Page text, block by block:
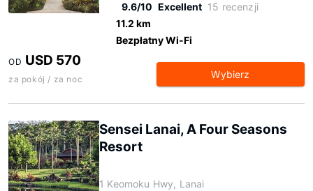
9.6/10 Excellent 15 recenzji
11.2 km
Bezpłatny Wi-Fi
OD USD 570
za pokój / za noc Wybierz
Sensei Lanai, A Four Seasons
Resort
1 Keomoku Hwy, Lanai